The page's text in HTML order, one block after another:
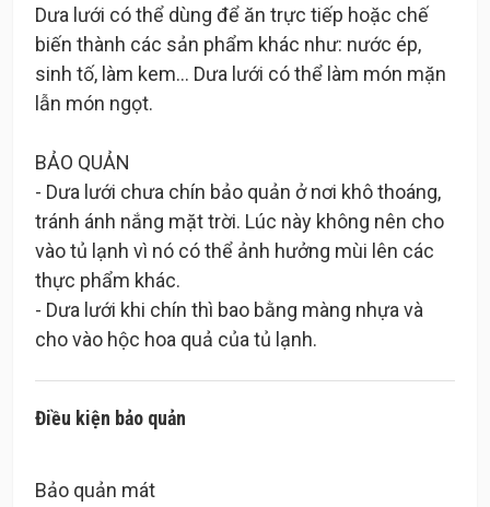
Dưa lưới có thể dùng để ăn trực tiếp hoặc chế
biến thành các sản phẩm khác như: nước ép,
sinh tố, làm kem… Dưa lưới có thể làm món mặn
lẫn món ngọt.
BẢO QUẢN
- Dưa lưới chưa chín bảo quản ở nơi khô thoáng,
tránh ánh nắng mặt trời. Lúc này không nên cho
vào tủ lạnh vì nó có thể ảnh hưởng mùi lên các
thực phẩm khác.
- Dưa lưới khi chín thì bao bằng màng nhựa và
Điều kiện bảo quản